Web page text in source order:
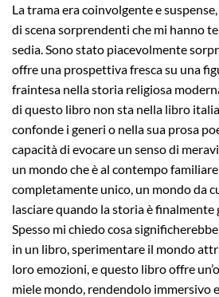
La trama era coinvolgente e
di scena sorprendenti che mi hanno
sedia. Sono stato piacevolmente
offre una prospettiva fresca su una
fraintesa nella storia religiosa
di questo libro non sta nella libro
confonde i generi o nella sua prosa
capacità di evocare un senso di
un mondo che è al contempo
completamente unico, un mondo da
lasciare quando la storia è finalmente
Spesso mi chiedo cosa
in un libro, sperimentare il mondo
loro emozioni, e questo libro offre
miele mondo, rendendolo immersivo